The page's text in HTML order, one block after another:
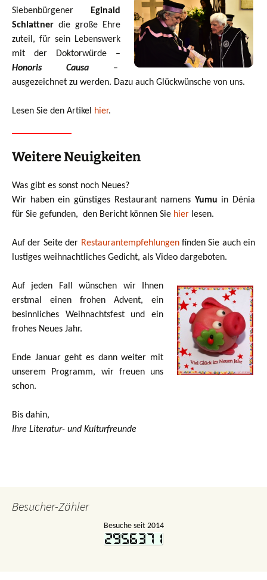
Siebenbürgener
Eginald
Schlattner die große Ehre
zuteil, für sein Lebenswerk
mit der Doktorwürde –
Honoris Causa –
ausgezeichnet zu werden. Dazu auch Glückwünsche von uns.
Lesen Sie den Artikel hier.
Weitere Neuigkeiten
Was gibt es sonst noch Neues?
Wir haben ein günstiges Restaurant namens Yumu in Dénia
für Sie gefunden, den Bericht können Sie hier lesen.
Auf der Seite der Restaurantempfehlungenfinden Sie auch ein
lustiges weihnachtliches Gedicht, als Video dargeboten.
Auf jeden Fall wünschen wir Ihnen
erstmal einen frohen Advent, ein
besinnliches Weihnachtsfest und ein
frohes Neues Jahr.
Ende Januar geht es dann weiter mit
unserem Programm, wir freuen uns
schon.
Bis dahin,
Ihre Literatur- und Kulturfreunde
Besucher-Zähler
Besuche seit 2014